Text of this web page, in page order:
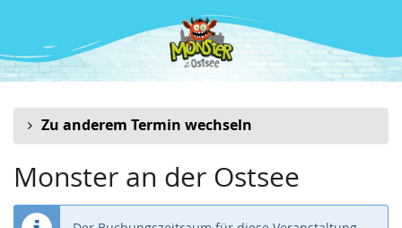
Inhalt
springen
Zu anderem Termin wechseln
Monster an der Ostsee